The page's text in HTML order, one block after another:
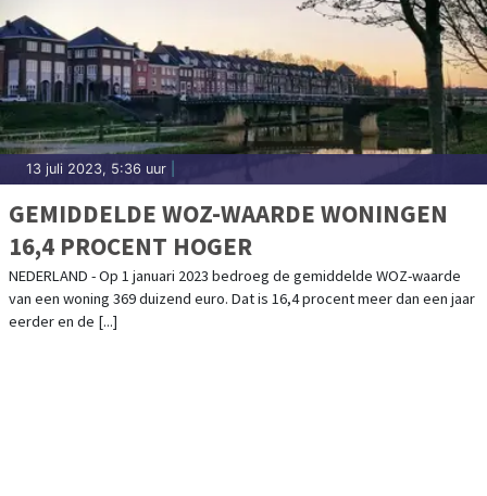
13 juli 2023, 5:36 uur
GEMIDDELDE WOZ-WAARDE WONINGEN
16,4 PROCENT HOGER
NEDERLAND - Op 1 januari 2023 bedroeg de gemiddelde WOZ-waarde
van een woning 369 duizend euro. Dat is 16,4 procent meer dan een jaar
eerder en de [...]